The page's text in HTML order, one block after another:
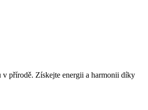
přírodě. Získejte energii a harmonii díky